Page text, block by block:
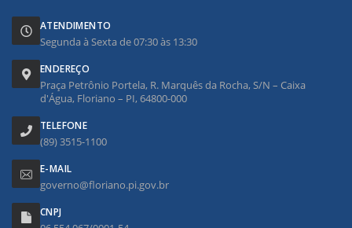
ATENDIMENTO
Segunda à Sexta de 07:30 às 13:30
ENDEREÇO
Praça Petrônio Portela, R. Marquês da Rocha, S/N – Caixa
d'Água, Floriano – PI, 64800-000
TELEFONE
(89) 3515-1100
E-MAIL
governo@floriano.pi.gov.br
CNPJ